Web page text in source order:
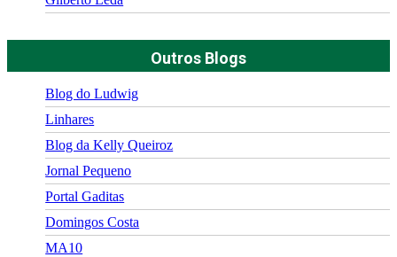
Outros Blogs
Blog do Ludwig
Linhares
Blog da Kelly Queiroz
Jornal Pequeno
Portal Gaditas
Domingos Costa
MA10